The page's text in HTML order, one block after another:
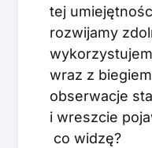
tej
rozwijamy
wraz z
obserwacje
i wreszcie
co widzę?